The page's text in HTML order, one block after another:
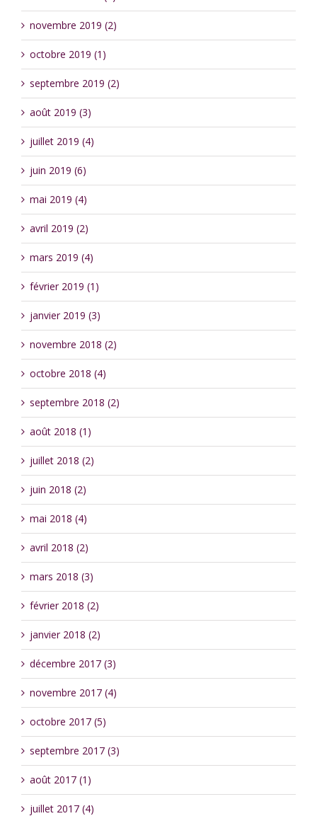
novembre 2019 (2)
octobre 2019 (1)
septembre 2019 (2)
août 2019 (3)
juillet 2019 (4)
juin 2019 (6)
mai 2019 (4)
avril 2019 (2)
mars 2019 (4)
février 2019 (1)
janvier 2019 (3)
novembre 2018 (2)
octobre 2018 (4)
septembre 2018 (2)
août 2018 (1)
juillet 2018 (2)
juin 2018 (2)
mai 2018 (4)
avril 2018 (2)
mars 2018 (3)
février 2018 (2)
janvier 2018 (2)
décembre 2017 (3)
novembre 2017 (4)
octobre 2017 (5)
septembre 2017 (3)
août 2017 (1)
juillet 2017 (4)